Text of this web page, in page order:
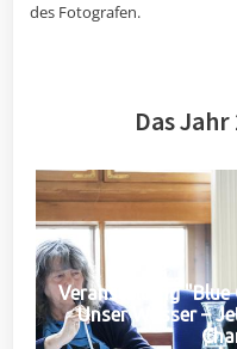
des Fotografen.
Das
Veranstaltung "Blue
Unser Wasser –